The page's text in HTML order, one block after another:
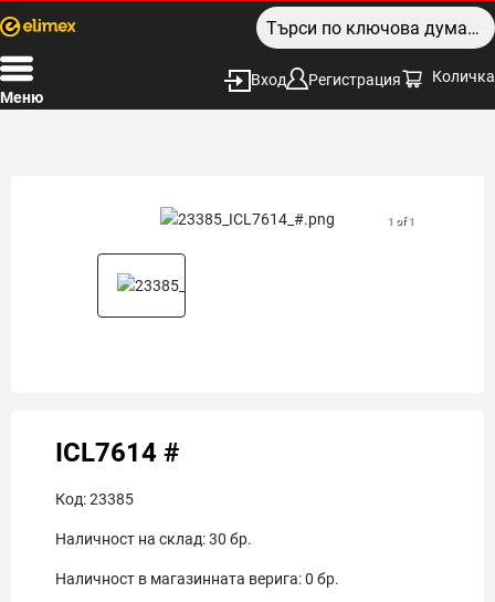
Меню
Вход Регистрация Количка
1 of 1
ICL7614 #
Код:23385
Наличност на склад:30 бр.
Наличност в магазинната верига:0 бр.